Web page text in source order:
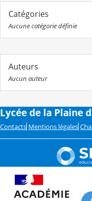
Catégories
Aucune catégorie définie
Auteurs
Aucun auteur
Lycée de la Plaine
Contacts Mentions légales